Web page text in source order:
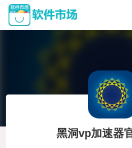
黑洞vp加速器